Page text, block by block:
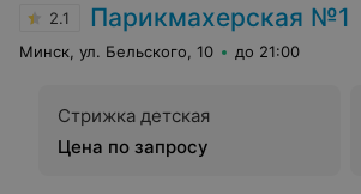
2.1 Парикмахерская №1
Минск, ул. Бельского, 10 до 21:00
Стрижка детская
Цена по запросу